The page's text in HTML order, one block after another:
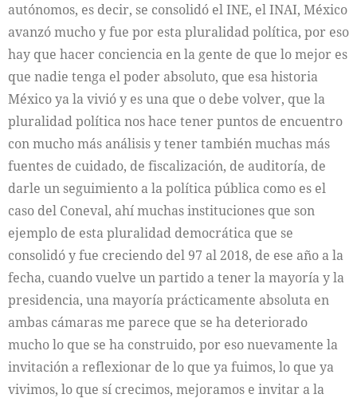
autónomos, es decir, se consolidó el INE, el INAI, México
avanzó mucho y fue por esta pluralidad política, por eso
hay que hacer conciencia en la gente de que lo mejor es
que nadie tenga el poder absoluto, que esa historia
México ya la vivió y es una que o debe volver, que la
pluralidad política nos hace tener puntos de encuentro
con mucho más análisis y tener también muchas más
fuentes de cuidado, de fiscalización, de auditoría, de
darle un seguimiento a la política pública como es el
caso del Coneval, ahí muchas instituciones que son
ejemplo de esta pluralidad democrática que se
consolidó y fue creciendo del 97 al 2018, de ese año a la
fecha, cuando vuelve un partido a tener la mayoría y la
presidencia, una mayoría prácticamente absoluta en
ambas cámaras me parece que se ha deteriorado
mucho lo que se ha construido, por eso nuevamente la
invitación a reflexionar de lo que ya fuimos, lo que ya
vivimos, lo que sí crecimos, mejoramos e invitar a la